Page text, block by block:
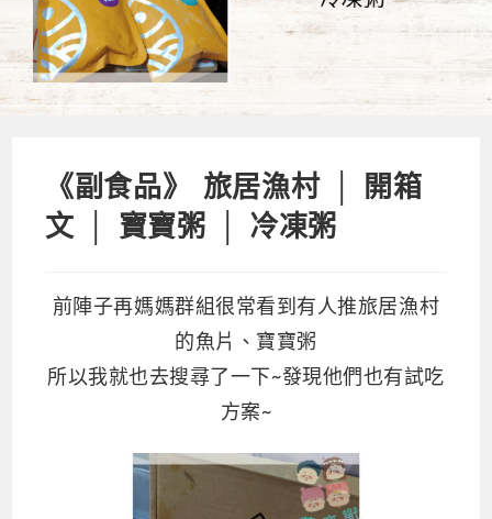
《副食品》 旅居漁村 │ 開箱
文 │ 寶寶粥 │ 冷凍粥
前陣子再媽媽群組很常看到有人推旅居漁村
的魚片、寶寶粥
所以我就也去搜尋了一下~發現他們也有試吃
方案~